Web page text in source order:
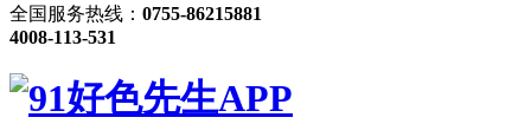
全国服务热线： 0755-86215881
4008-113-531